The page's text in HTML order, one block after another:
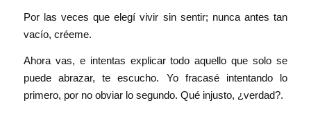
Por las veces que elegí vivir sin sentir; nunca antes tan
vacío, créeme.
Ahora vas, e intentas explicar todo aquello que solo se
puede abrazar, te escucho. Yo fracasé intentando lo
primero, por no obviar lo segundo. Qué injusto, ¿verdad?.